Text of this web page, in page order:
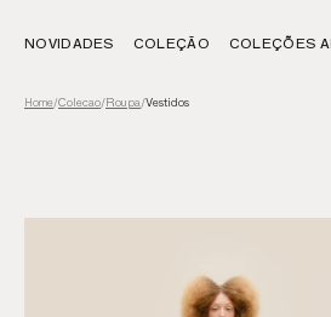
NOVIDADES COLEÇÃO COLEÇÕES
Home /Colecao/ Roupa /Vestidos